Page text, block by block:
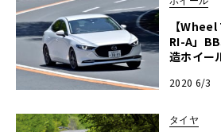
【
RI-A」
造ホイー
2020 6/3
タイヤ